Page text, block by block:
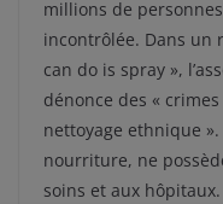
millions de
incontrôlée. Dans un
can do is spray »,
dénonce des «
nettoyage ethnique
nourriture, ne
soins et aux